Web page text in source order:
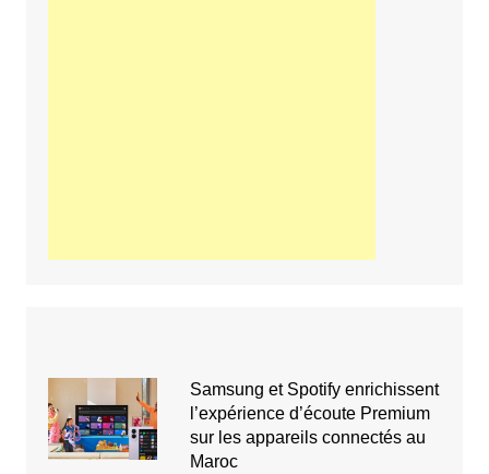
Samsung et Spotify enrichissent
l’expérience d’écoute Premium
sur les appareils connectés au
Maroc